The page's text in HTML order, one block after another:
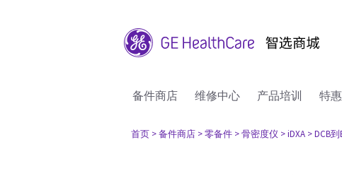
备件商店 维修中心 产品培训 特惠
首页 > 备件商店 > 零备件 > 骨密度仪 > iDXA > DCB